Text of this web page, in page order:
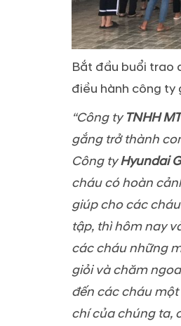
Bắt đầu buổi trao
điều hành công ty
“Công tyTNHH
gắng trở thành
Công tyHyundai
cháu có hoàn
giúp cho các
tập, thì hôm nay
các cháu những
giỏi và chăm
đến các cháu
chí của chúng ta,